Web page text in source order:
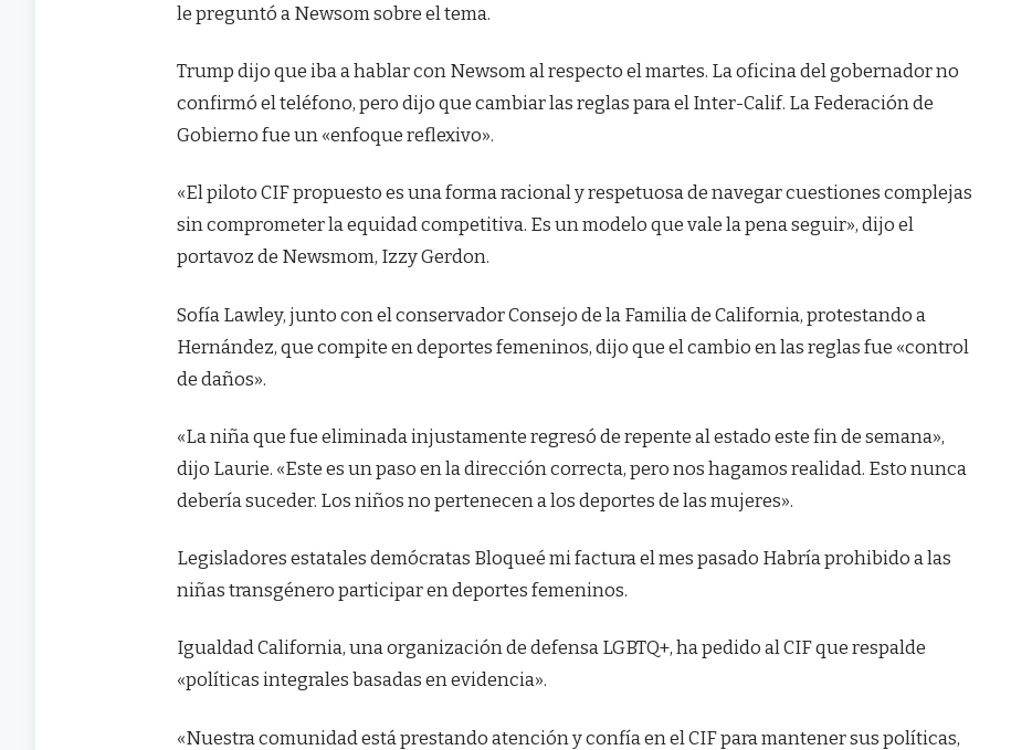
le preguntó a Newsom sobre el tema.
Trump dijo que iba a hablar con Newsom al respecto el martes. La oficina del gobernador no
confirmó el teléfono, pero dijo que cambiar las reglas para el Inter-Calif. La Federación de
Gobierno fue un «enfoque reflexivo».
«El piloto CIF propuesto es una forma racional y respetuosa de navegar cuestiones complejas
sin comprometer la equidad competitiva. Es un modelo que vale la pena seguir», dijo el
portavoz de Newsmom, Izzy Gerdon.
Sofía Lawley, junto con el conservador Consejo de la Familia de California, protestando a
Hernández, que compite en deportes femeninos, dijo que el cambio en las reglas fue «control
de daños».
«La niña que fue eliminada injustamente regresó de repente al estado este fin de semana»,
dijo Laurie. «Este es un paso en la dirección correcta, pero nos hagamos realidad. Esto nunca
debería suceder. Los niños no pertenecen a los deportes de las mujeres».
Legisladores estatales demócratas Bloqueé mi factura el mes pasado Habría prohibido a las
niñas transgénero participar en deportes femeninos.
Igualdad California, una organización de defensa LGBTQ+, ha pedido al CIF que respalde
«políticas integrales basadas en evidencia».
«Nuestra comunidad está prestando atención y confía en el CIF para mantener sus políticas,